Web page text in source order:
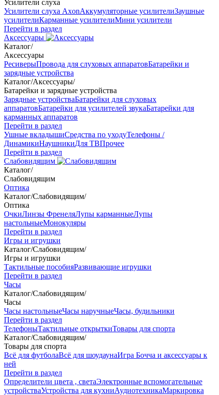
Усилители слуха
Усилители слуха AxonАккумуляторные усилителиЗаушные
усилителиКарманные усилителиМини усилители
Перейти в раздел
Аксессуары
Каталог/
Аксессуары
РесиверыПровода для слуховых аппаратовБатарейки и
зарядные устройства
Каталог/Аксессуары/
Батарейки и зарядные устройства
Зарядные устройстваБатарейки для слуховых
аппаратовБатарейки для усилителей звукаБатарейки для
карманных аппаратов
Перейти в раздел
Ушные вкладышиСредства по уходуТелефоны /
ДинамикиНаушникиДля ТВПрочее
Перейти в раздел
Слабовидящим
Каталог/
Слабовидящим
Оптика
Каталог/Слабовидящим/
Оптика
ОчкиЛинзы ФренеляЛупы карманныеЛупы
настольныеМонокуляры
Перейти в раздел
Игры и игрушки
Каталог/Слабовидящим/
Игры и игрушки
Тактильные пособияРазвивающие игрушки
Перейти в раздел
Часы
Каталог/Слабовидящим/
Часы
Часы настольныеЧасы наручныеЧасы, будильники
Перейти в раздел
ТелефоныТактильные открыткиТовары для спорта
Каталог/Слабовидящим/
Товары для спорта
Всё для футболаВсё для шоудаунаИгра Бочча и аксессуары к
ней
Перейти в раздел
Определители цвета , светаЭлектронные вспомогательные
устройстваУстройства для кухниАудиотехникаМаркировка